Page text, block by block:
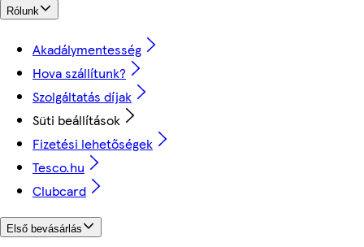
Rólunk
Akadálymentesség
Hova szállítunk?
Szolgáltatás díjak
Süti beállítások
Fizetési lehetőségek
Tesco.hu
Clubcard
Első bevásárlás